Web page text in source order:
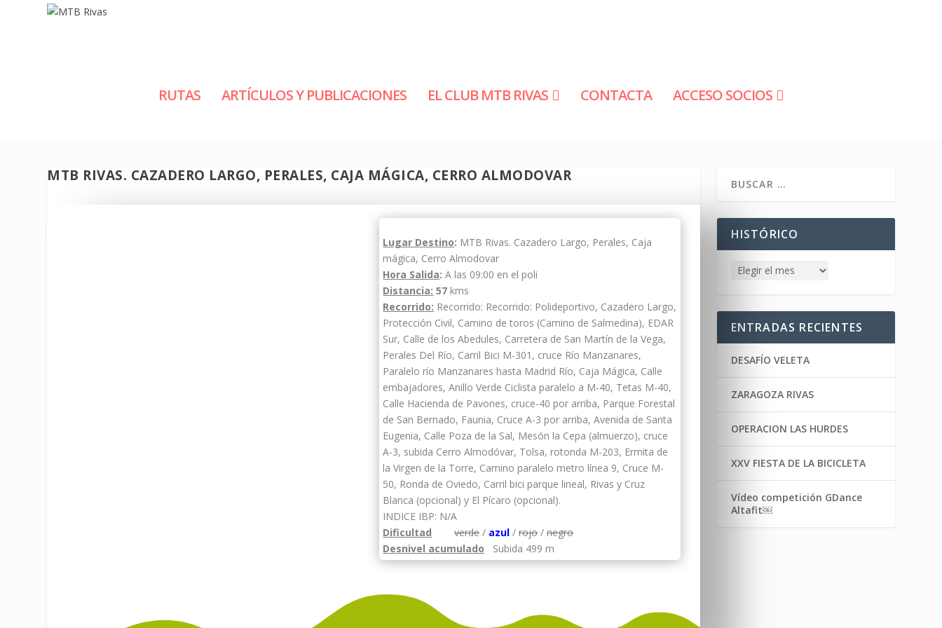
RUTAS ARTÍCULOS Y PUBLICACIONES EL CLUB MTB RIVAS CONTACTA ACCESO SOCIOS
MTB RIVAS. CAZADERO LARGO, PERALES, CAJA MÁGICA, CERRO ALMODOVAR
Lugar Destino: MTB Rivas. Cazadero Largo, Perales, Caja
mágica, Cerro Almodovar
Hora Salida: A las 09:00 en el poli
Distancia: 57 kms
Recorrido: Recorrido: Recorrido: Polideportivo, Cazadero Largo,
Protección Civil, Camino de toros (Camino de Salmedina), EDAR
Sur, Calle de los Abedules, Carretera de San Martín de la Vega,
Perales Del Río, Carril Bici M-301, cruce Río Manzanares,
Paralelo río Manzanares hasta Madrid Río, Caja Mágica, Calle
embajadores, Anillo Verde Ciclista paralelo a M-40, Tetas M-40,
Calle Hacienda de Pavones, cruce-40 por arriba, Parque Forestal
de San Bernado, Faunia, Cruce A-3 por arriba, Avenida de Santa
Eugenia, Calle Poza de la Sal, Mesón la Cepa (almuerzo), cruce
A-3, subida Cerro Almodóvar, Tolsa, rotonda M-203, Ermita de
la Virgen de la Torre, Camino paralelo metro línea 9, Cruce M-
50, Ronda de Oviedo, Carril bici parque lineal, Rivas y Cruz
Blanca (opcional) y El Pícaro (opcional).
INDICE IBP: N/A
Dificultad
verde/ azul /rojo/negro
Desnivel acumulado
Subida 499 m
HISTÓRICO
ENTRADAS RECIENTES
DESAFÍO VELETA
ZARAGOZA RIVAS
OPERACION LAS HURDES
XXV FIESTA DE LA BICICLETA
Vídeo competición GDance
Altafit￼